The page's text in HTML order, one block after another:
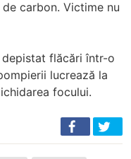
carbon. Victime nu
flăcări într-o
lucrează la
focului.